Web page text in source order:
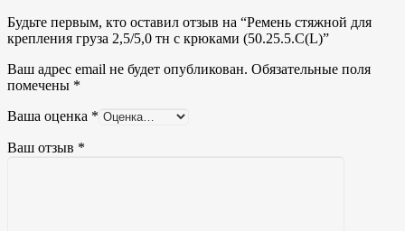
Будьте первым, кто оставил отзыв на “Ремень стяжной для
крепления груза 2,5/5,0 тн с крюками (50.25.5.C(L)”
Ваш адрес email не будет опубликован. Обязательные поля
помечены *
Ваша оценка *
Ваш отзыв *